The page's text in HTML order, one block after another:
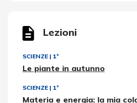
Lezioni
SCIENZE | 1ª
Le piante in autunno
SCIENZE | 1ª
Materia e energia: la mia